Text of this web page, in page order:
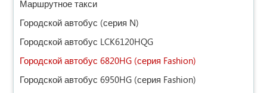
Маршрутное такси
Городской автобус (серия N)
Городской автобус LCK6120HQG
Городской автобус 6820HG (серия Fashion)
Городской автобус 6950HG (серия Fashion)